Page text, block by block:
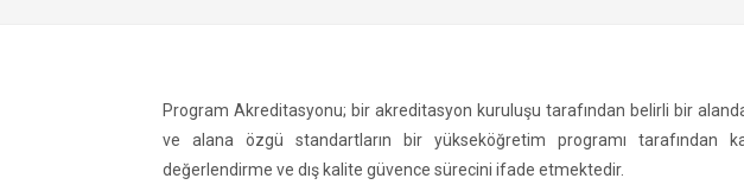
Program Akreditasyonu; bir akreditasyon kuruluşu tarafından belirli bir
ve alana özgü standartların bir yükseköğretim programı tarafından
değerlendirme ve dış kalite güvence sürecini ifade etmektedir.